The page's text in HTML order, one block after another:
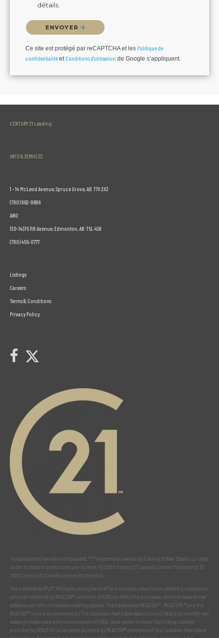
détails.
Veuillez confirmer que vous n'êtes pas un robot.
ENVOYER
Ce site est protégé par reCAPTCHA et les Politique de
confidentialité et Conditions d'utilisation de Google s’appliquent.
CENTURY 21 Leading
INFO & SERVICES
1 - 14 McLeod Avenue, Spruce Grove, AB T7X 3X3
(780) 962-9696
AND
130-14315 118 Avenue, Edmonton, AB T5L 4S6
(780) 455-0777
Listings
Careers
Terms & Conditions
Privacy Policy
link to Century 21 Leading's facebook page
Link to Century 21 Leading's Twitter page
Independently Owned and Operated. ®/™ trademarks owned by Century 21 Real Estate LLC used
under license or authorized sub-license. © 2020 Century 21 Canada Limited Partnership ©
2020 Century 21 Canada Limited Partnership
The trademarks MLS®, Multiple Listing Service® and the associated logos identify professional
services rendered by REALTOR® members of CREA to effect the purchase, sale and lease of real
estate as part of a cooperative selling system. The trademarks REALTOR ® , REALTORS ® and the
REALTOR ® logo are controlled by The Canadian Real Estate Association (CREA)and identify real
estate professionals who are members of CREA . Used under license. This listing content
provided by REALTOR.ca has been licensed by REALTOR® members of The Canadian Real Estate